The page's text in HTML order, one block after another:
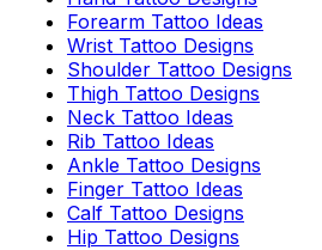
Forearm Tattoo Ideas
Wrist Tattoo Designs
Shoulder Tattoo Designs
Thigh Tattoo Designs
Neck Tattoo Ideas
Rib Tattoo Ideas
Ankle Tattoo Designs
Finger Tattoo Ideas
Calf Tattoo Designs
Hip Tattoo Designs